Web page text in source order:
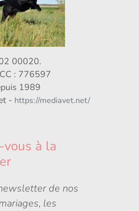
00020.
: 776597
1989
- https://mediavet.net/
à la
de nos
les